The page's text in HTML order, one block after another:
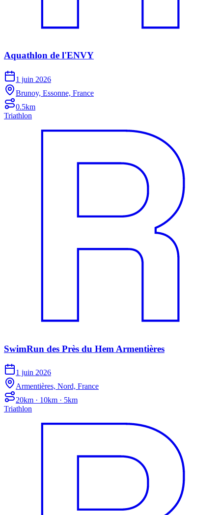
Aquathlon de l'ENVY
1 juin 2026
Brunoy, Essonne, France
0.5km
Triathlon
SwimRun des Près du Hem Armentières
1 juin 2026
Armentières, Nord, France
20km · 10km · 5km
Triathlon